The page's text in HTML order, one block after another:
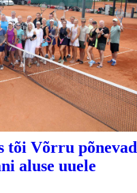
Võrru põnevad
aluse uuele